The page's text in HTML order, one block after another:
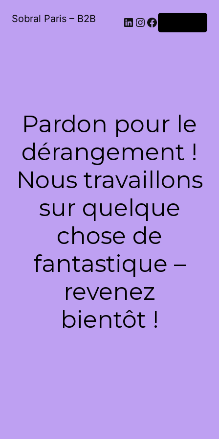
Sobral Paris – B2B LinkedIn
Instagram
Facebook
Pardon pour le
dérangement !
Nous travaillons
sur quelque
chose de
fantastique –
revenez
bientôt !